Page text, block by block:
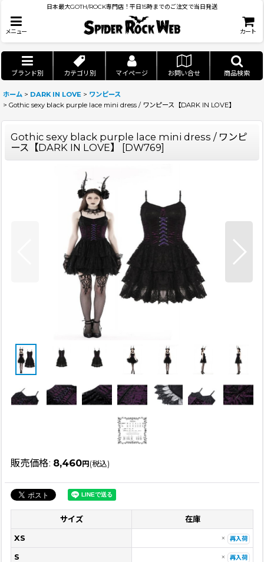
日本最大GOTH/ROCK専門店！平日15時までのご注文で当日発送
メニュー カート
ブランド別 カテゴリ別 マイページ お問い合せ 商品検索
ホーム > DARK IN LOVE > ワンピース
> Gothic sexy black purple lace mini dress / ワンピース【DARK IN LOVE】
Gothic sexy black purple lace mini dress / ワンピ
ース【DARK IN LOVE】
[DW769]
販売価格: 8,460円(税込)
サイズ
在庫
XS
× 再入荷
S × 再入荷